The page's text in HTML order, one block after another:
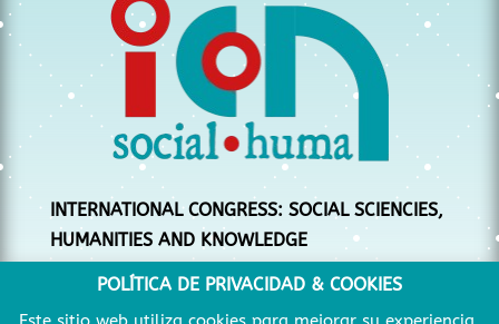
INTERNATIONAL CONGRESS: SOCIAL SCIENCIES,
HUMANITIES AND KNOWLEDGE
CONGRESO INTERNACIONAL: CIENCIAS
POLÍTICA DE PRIVACIDAD & COOKIES
Este sitio web utiliza cookies para mejorar su experiencia.